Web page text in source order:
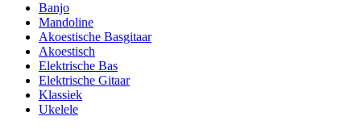
Banjo
Mandoline
Akoestische Basgitaar
Akoestisch
Elektrische Bas
Elektrische Gitaar
Klassiek
Ukelele